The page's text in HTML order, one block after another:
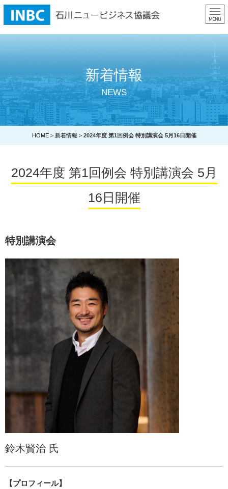
新着情報
NEWS
HOME> 新着情報 > 2024年度 第1回例会 特別講演会 5月16日開催
2024年度 第1回例会 特別講演会 5月
16日開催
特別講演会
鈴木賢治 氏
【プロフィール】